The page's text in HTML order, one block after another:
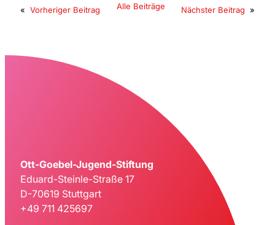
« Vorheriger Beitrag Alle Beiträge Nächster Beitrag »
Ott-Goebel-Jugend-Stiftung
Eduard-Steinle-Straße 17
D-70619 Stuttgart
+49 711 425697